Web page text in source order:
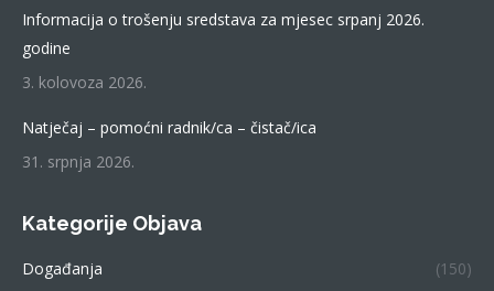
Informacija o trošenju sredstava za mjesec srpanj 2026.
godine
3. kolovoza 2026.
Natječaj – pomoćni radnik/ca – čistač/ica
31. srpnja 2026.
Kategorije Objava
Događanja
(150)